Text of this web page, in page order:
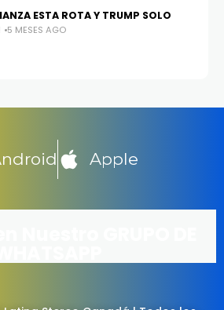
ESTA ROTA Y TRUMP SOLO
5 MESES AGO
Apple